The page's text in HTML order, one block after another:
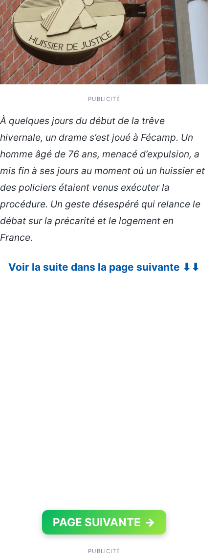
PUBLICITÉ
À quelques jours du début de la trêve
hivernale, un drame s’est joué à Fécamp. Un
homme âgé de 76 ans, menacé d’expulsion, a
mis fin à ses jours au moment où un huissier et
des policiers étaient venus exécuter la
procédure. Un geste désespéré qui relance le
débat sur la précarité et le logement en
France.
Voir la suite dans la page suivante ⬇⬇
PAGE SUIVANTE →
PUBLICITÉ